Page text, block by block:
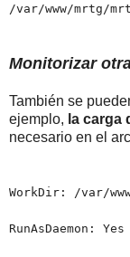
/var/www/mrtg/
Monitorizar
También se
ejemplo, la carga
necesario en el
WorkDir: /var/
RunAsDaemon: Yes